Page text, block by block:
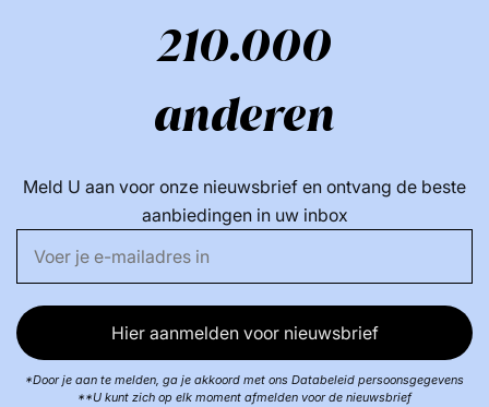
210.000
anderen
Meld U aan voor onze nieuwsbrief en ontvang de beste
aanbiedingen in uw inbox
Hier aanmelden voor nieuwsbrief
*Door je aan te melden, ga je akkoord met ons Databeleid persoonsgegevens
**U kunt zich op elk moment afmelden voor de nieuwsbrief